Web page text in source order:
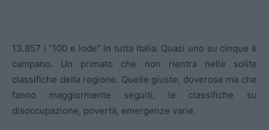
13.857 i “100 e lode” in tutta Italia. Quasi uno su cinque è
campano. Un primato che non rientra nelle solite
classifiche della regione. Quelle giuste, doverose ma che
fanno maggiormente seguiti, le classifiche su
disoccupazione, povertà, emergenze varie.